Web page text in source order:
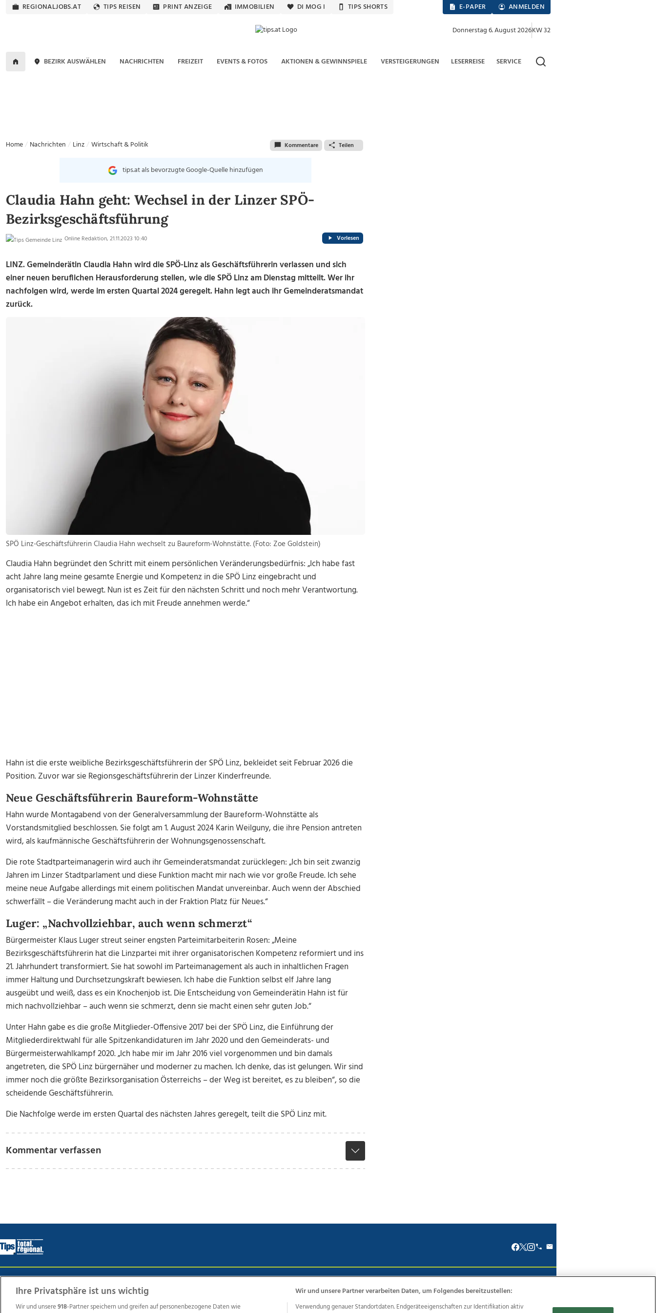
REGIONALJOBS.AT TIPS REISEN PRINT ANZEIGE IMMOBILIEN DI MOG I TIPS SHORTS E-PAPER ANMELDEN
Donnerstag 6. August 2026KW 32
BEZIRK AUSWÄHLEN NACHRICHTEN FREIZEIT EVENTS & FOTOS AKTIONEN & GEWINNSPIELE VERSTEIGERUNGEN LESERREISE SERVICE
Home Nachrichten Linz Wirtschaft & Politik Kommentare Teilen
tips.at als bevorzugte Google-Quelle hinzufügen
Claudia Hahn geht: Wechsel in der Linzer SPÖ-
Bezirksgeschäftsführung
Online Redaktion, 21.11.2023 10:40 Vorlesen
LINZ. Gemeinderätin Claudia Hahn wird die SPÖ-Linz als Geschäftsführerin verlassen und sich
einer neuen beruflichen Herausforderung stellen, wie die SPÖ Linz am Dienstag mitteilt. Wer ihr
nachfolgen wird, werde im ersten Quartal 2024 geregelt. Hahn legt auch ihr Gemeinderatsmandat
zurück.
SPÖ Linz-Geschäftsführerin Claudia Hahn wechselt zu Baureform-Wohnstätte. (Foto: Zoe Goldstein)
Claudia Hahn begründet den Schritt mit einem persönlichen Veränderungsbedürfnis: „Ich habe fast
acht Jahre lang meine gesamte Energie und Kompetenz in die SPÖ Linz eingebracht und
organisatorisch viel bewegt. Nun ist es Zeit für den nächsten Schritt und noch mehr Verantwortung.
Ich habe ein Angebot erhalten, das ich mit Freude annehmen werde.“
Hahn ist die erste weibliche Bezirksgeschäftsführerin der SPÖ Linz, bekleidet seit Februar 2026 die
Position. Zuvor war sie Regionsgeschäftsführerin der Linzer Kinderfreunde.
Neue Geschäftsführerin Baureform-Wohnstätte
Hahn wurde Montagabend von der Generalversammlung der Baureform-Wohnstätte als
Vorstandsmitglied beschlossen. Sie folgt am 1. August 2024 Karin Weilguny, die ihre Pension antreten
wird, als kaufmännische Geschäftsführerin der Wohnungsgenossenschaft.
Die rote Stadtparteimanagerin wird auch ihr Gemeinderatsmandat zurücklegen: „Ich bin seit zwanzig
Jahren im Linzer Stadtparlament und diese Funktion macht mir nach wie vor große Freude. Ich sehe
meine neue Aufgabe allerdings mit einem politischen Mandat unvereinbar. Auch wenn der Abschied
schwerfällt – die Veränderung macht auch in der Fraktion Platz für Neues.“
Luger: „Nachvollziehbar, auch wenn schmerzt“
Bürgermeister Klaus Luger streut seiner engsten Parteimitarbeiterin Rosen: „Meine
Bezirksgeschäftsführerin hat die Linzpartei mit ihrer organisatorischen Kompetenz reformiert und ins
21. Jahrhundert transformiert. Sie hat sowohl im Parteimanagement als auch in inhaltlichen Fragen
immer Haltung und Durchsetzungskraft bewiesen. Ich habe die Funktion selbst elf Jahre lang
ausgeübt und weiß, dass es ein Knochenjob ist. Die Entscheidung von Gemeinderätin Hahn ist für
mich nachvollziehbar – auch wenn sie schmerzt, denn sie macht einen sehr guten Job.“
Unter Hahn gabe es die große Mitglieder-Offensive 2017 bei der SPÖ Linz, die Einführung der
Mitgliederdirektwahl für alle Spitzenkandidaturen im Jahr 2020 und den Gemeinderats- und
Bürgermeisterwahlkampf 2020. „Ich habe mir im Jahr 2016 viel vorgenommen und bin damals
angetreten, die SPÖ Linz bürgernäher und moderner zu machen. Ich denke, das ist gelungen. Wir sind
immer noch die größte Bezirksorganisation Österreichs – der Weg ist bereitet, es zu bleiben“, so die
scheidende Geschäftsführerin.
Die Nachfolge werde im ersten Quartal des nächsten Jahres geregelt, teilt die SPÖ Linz mit.
Kommentar verfassen
Wir über uns Mediadaten Kontakt AGB Anzeigekunden AGB Website Ehrenkodex Politische Werbung
Ihre Privatsphäre ist uns wichtig
Wir und unsere918-Partner speichern und greifen auf personenbezogene Daten wie
Wir und unsere Partner verarbeiten Daten, um Folgendes bereitzustellen:
Verwendung genauer Standortdaten. Endgeräteeigenschaften zur Identifikation aktiv